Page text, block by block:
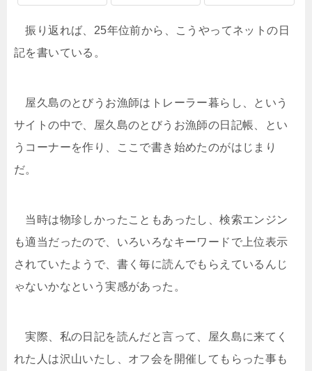
振り返れば、25年位前から、こうやってネットの日
記を書いている。
屋久島のとびうお漁師はトレーラー暮らし、という
サイトの中で、屋久島のとびうお漁師の日記帳、とい
うコーナーを作り、ここで書き始めたのがはじまり
だ。
当時は物珍しかったこともあったし、検索エンジン
も適当だったので、いろいろなキーワードで上位表示
されていたようで、書く毎に読んでもらえているんじ
ゃないかなという実感があった。
実際、私の日記を読んだと言って、屋久島に来てく
れた人は沢山いたし、オフ会を開催してもらった事も